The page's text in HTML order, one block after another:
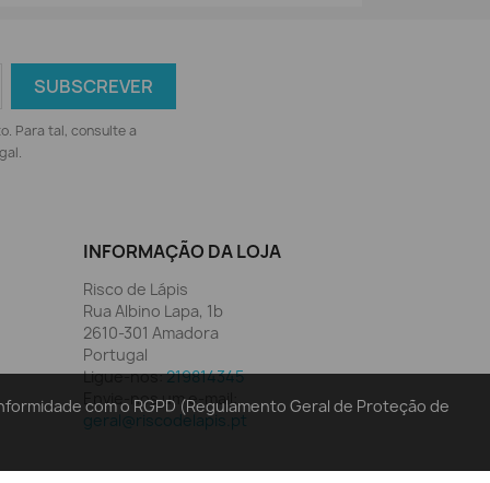
Para tal, consulte a
INFORMAÇÃO DA LOJA
Risco de Lápis
Rua Albino Lapa, 1b
2610-301 Amadora
Portugal
Ligue-nos:219814345
Envie-nos um e-mail:
geral@riscodelapis.pt
com o RGPD (Regulamento Geral de Proteção de